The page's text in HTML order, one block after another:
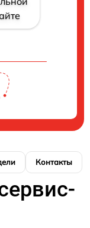
Контакты